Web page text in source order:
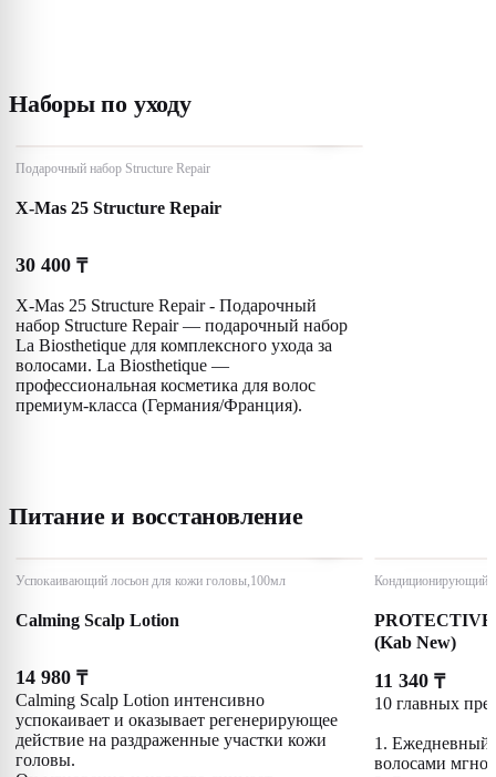
Наборы по уходу
Подарочный набор Structure Repair
X-Mas 25 Structure Repair
30 400 ₸
X-Mas 25 Structure Repair - Подарочный
набор Structure Repair — подарочный набор
La Biosthetique для комплексного ухода за
волосами. La Biosthetique —
профессиональная косметика для волос
премиум-класса (Германия/Франция).
Питание и восстановление
Успокаивающий лосьон для кожи головы,100мл
Calming Scalp Lotion
14 980 ₸
Calming Scalp Lotion интенсивно
успокаивает и оказывает регенерирующее
действие на раздраженные участки кожи
головы.
Кондиционирующий
(Kab New)
11 340 ₸
10 главных
1. Ежедневный
волосами